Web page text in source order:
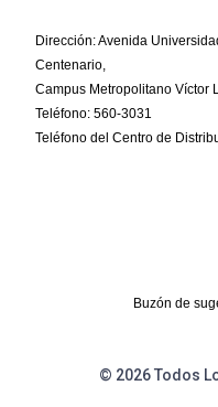
Dirección: Avenida
Centenario,
Campus Metropolitano Víctor
Teléfono: 560-3031
Teléfono del Centro de
Buzón de
© 2026 Todos